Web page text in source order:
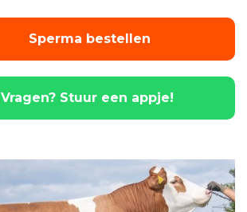
Sperma bestellen
Vragen? Stuur een appje!